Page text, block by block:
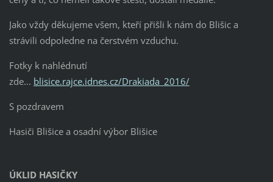
Jako vždy děkujeme všem, kteří přišli k nám do Blišic a
strávili odpoledne na čerstvém vzduchu.
Fotky k nahlédnutí
zde... blisice.rajce.idnes.cz/Drakiada_2016/
S pozdravem
Hasiči Blišice a osadní výbor Blišice
ÚKLID HASIČKY